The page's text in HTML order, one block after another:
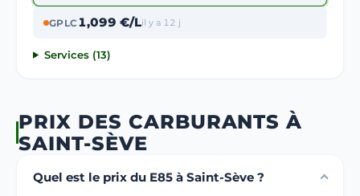
GPLC1,099 €/Lil y a 12 j
Services (13)
PRIX DES CARBURANTS À
SAINT-SÈVE
Quel est le prix du E85 à Saint-Sève ?